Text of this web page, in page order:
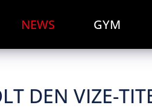
NEWS GYM
DEN VIZE-